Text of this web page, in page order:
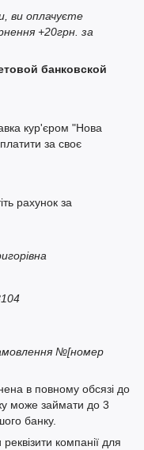
ви оплачуєте
+20грн. за
банковской
кур'єром "Нова
за своє
рахунок за
№[номер
в повному обсязі до
може займати до 3
банку.
компанії для